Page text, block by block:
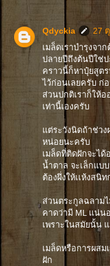
Qdyckia
27
เมล็ดเราบำรุงจ
ปลายปีถึงต้นปีใช่
คราวนี้ก็หาปุ๋ยสูต
ไว้ก่อนเลยครับ ก่
ส่วนปกติเราก็ให้อ
เท่านี้เองครับ
แต่ระวังนิดถ้าช่ว
หน่อยนะครับ
เมล็ดที่ติดฝักจะ
น้ำตาล จะเล็กแบ
ต้องผึ่งให้เเห้งสนิ
ส่วนตระกูลฉลาม
คาดว่ามี ML แน่น
เพราะในสมัยนั้น
เมล็ดหรือการผส
ฝัก